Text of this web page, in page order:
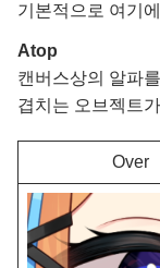
기본적으로 여기
Atop
캔버스상의 알파
겹치는 오브젝트
Over